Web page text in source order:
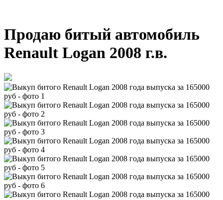
Продаю битый автомобиль
Renault Logan 2008 г.в.